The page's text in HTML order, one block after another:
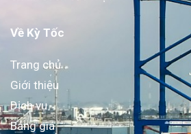
Về Kỳ Tốc
Trang chủ
Giới thiệu
Dịch vụ
Bảng giá